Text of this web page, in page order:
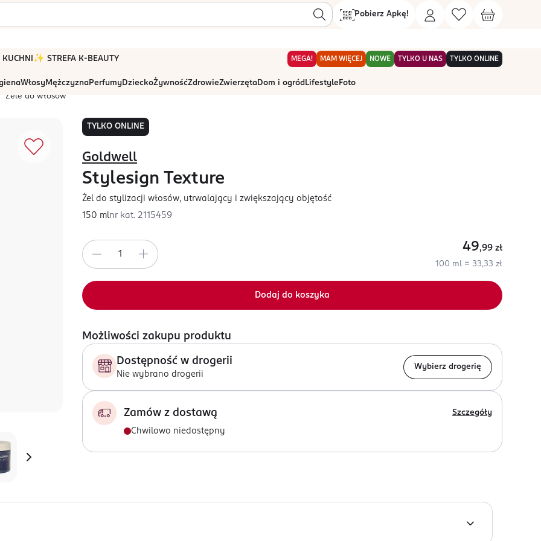
Pobierz Apkę!
KUCHNI ✨ STREFA K-BEAUTY MEGA! MAM WIĘCEJ NOWE TYLKO U NAS TYLKO ONLINE
WłosyMężczyznaPerfumyDzieckoŻywnośćZdrowieZwierzętaDom i ogród Lifestyle Foto
Żele do włosów
TYLKO ONLINE
Goldwell
Stylesign Texture
Żel do stylizacji włosów, utrwalający i zwiększający objętość
150 mlnr kat. 2115459
49,99 zł
100 ml = 33,33 zł
Dodaj do koszyka
Możliwości zakupu produktu
Dostępność w drogerii
Nie wybrano drogerii
Wybierz drogerię
Zamów z dostawą Szczegóły
Chwilowo niedostępny